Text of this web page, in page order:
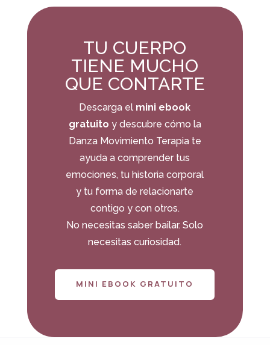
TU CUERPO
TIENE MUCHO
QUE CONTARTE
Descarga el mini ebook
gratuito y descubre cómo la
Danza Movimiento Terapia te
ayuda a comprender tus
emociones, tu historia corporal
y tu forma de relacionarte
contigo y con otros.
No necesitas saber bailar. Solo
necesitas curiosidad.
MINI EBOOK GRATUITO